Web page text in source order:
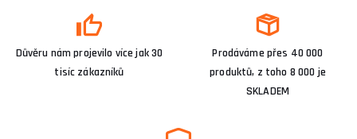
Důvěru nám projevilo více jak 30
tisíc zákazníků
Prodáváme přes 40 000
produktů, z toho 8 000 je
SKLADEM